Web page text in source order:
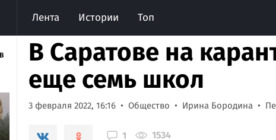
Лента Истории Топ
В Саратове на
еще семь школ
3 февраля 2022, 16:16 Общество Ирина Бородина
1 1534